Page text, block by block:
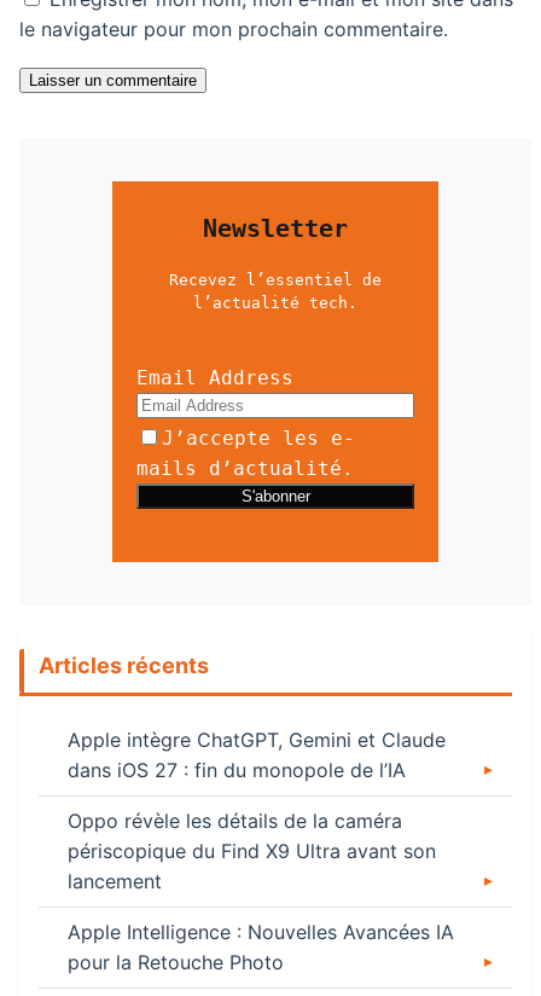
le navigateur pour mon prochain commentaire.
Laisser un commentaire
Newsletter
Recevez l’essentiel de
l’actualité tech.
Email Address
J’accepte les e-
mails d’actualité.
Articles récents
Apple intègre ChatGPT, Gemini et Claude
dans iOS 27 : fin du monopole de l’IA
Oppo révèle les détails de la caméra
périscopique du Find X9 Ultra avant son
lancement
Apple Intelligence : Nouvelles Avancées IA
pour la Retouche Photo